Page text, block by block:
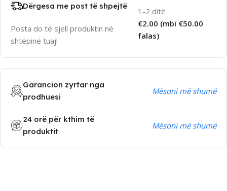
Dërgesa me post të shpejtë
Posta do të sjell produktin në
shtëpinë tuaj!
1-2 ditë
€2.00 (mbi €50.00
falas)
Garancion zyrtar nga
prodhuesi
Mësoni më shumë
24 orë për kthim të
produktit
Mësoni më shumë